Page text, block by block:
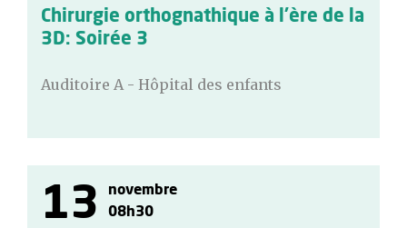
Chirurgie orthognathique à l’ère de la
3D: Soirée 3
Auditoire A - Hôpital des enfants
13
novembre
08h30